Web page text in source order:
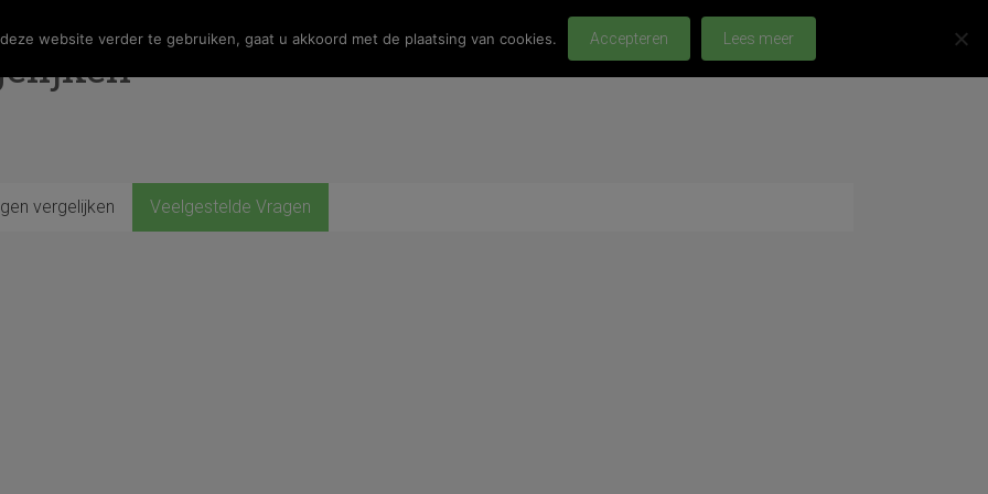
vergelijken Veelgestelde Vragen
website verder te gebruiken, gaat u akkoord met de plaatsing van cookies. Accepteren Lees meer